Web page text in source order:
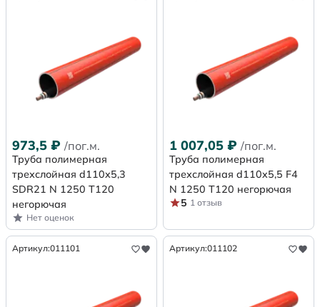
973,5 ₽ /пог.м.
Труба полимерная
трехслойная d110x5,3
SDR21 N 1250 Т120
негорючая
Нет оценок
1 007,05 ₽ /пог.м.
Труба полимерная
трехслойная d110x5,5 F4
N 1250 Т120 негорючая
5 1 отзыв
Артикул:011101 Артикул:011102